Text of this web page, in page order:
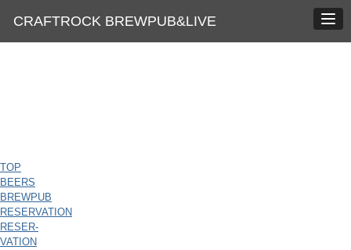
CRAFTROCK BREWPUB&LIVE
TOP
BEERS
BREWPUB
RESERVATION
RESER-
VATION